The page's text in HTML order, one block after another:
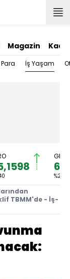
Magazin
İş Yaşam
%2,92
TBMM'de - İş-